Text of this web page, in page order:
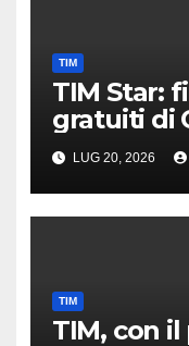
TIM
TIM Star:
gratuiti di
di linea
LUG 20, 2026
TIM
TIM, con